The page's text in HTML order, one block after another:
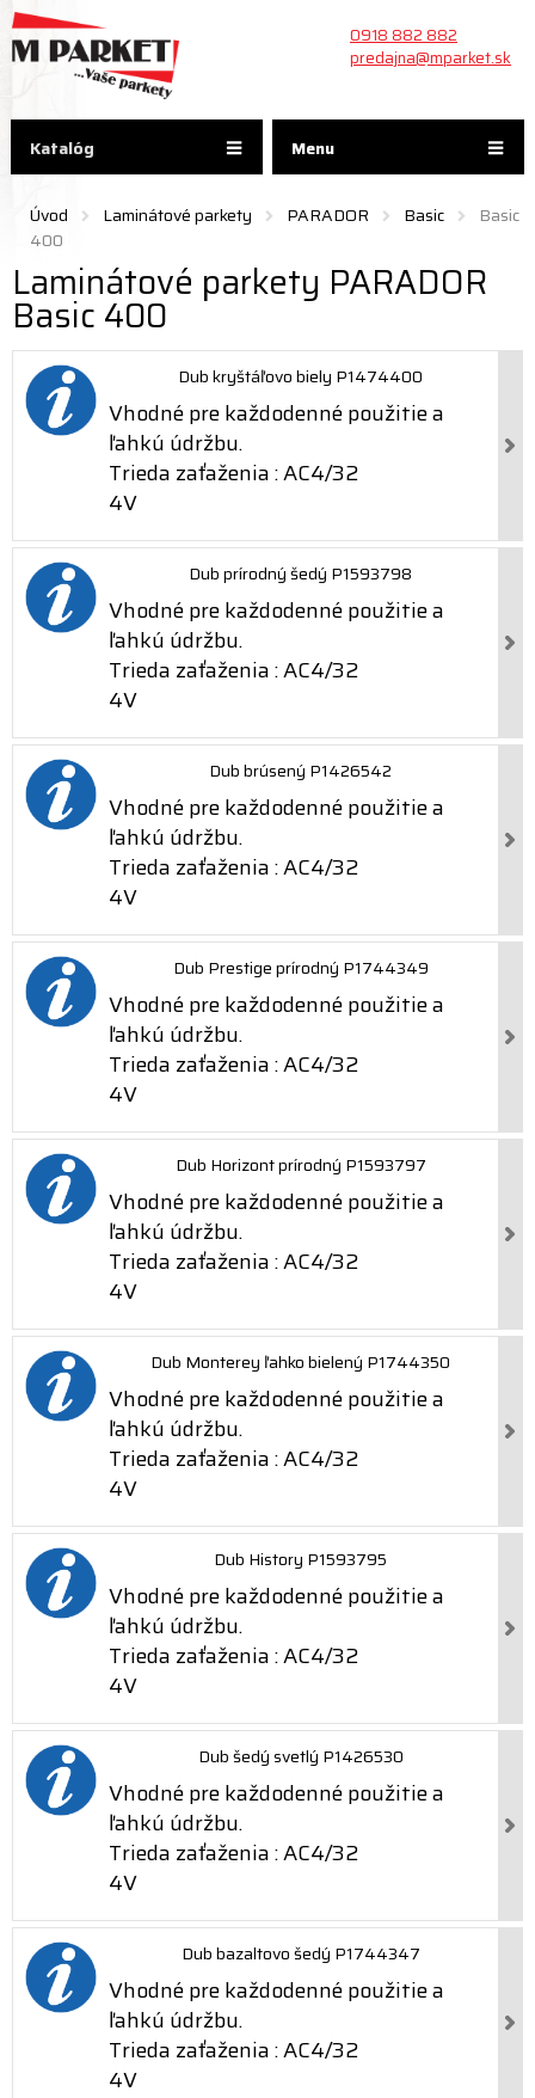
Menu
0918 882 882
predajna@mparket.sk
Úvod Laminátové parkety PARADOR Basic
Basic
400
Laminátové parkety PARADOR
Basic 400
Dub kryštáľovo biely P1474400
Vhodné pre každodenné použitie a
ľahkú údržbu.
Trieda zaťaženia : AC4/32
4V
Dub prírodný šedý P1593798
Vhodné pre každodenné použitie a
ľahkú údržbu.
Trieda zaťaženia : AC4/32
4V
Dub brúsený P1426542
Vhodné pre každodenné použitie a
ľahkú údržbu.
Trieda zaťaženia : AC4/32
4V
Dub Prestige prírodný P1744349
Vhodné pre každodenné použitie a
ľahkú údržbu.
Trieda zaťaženia : AC4/32
4V
Dub Horizont prírodný P1593797
Vhodné pre každodenné použitie a
ľahkú údržbu.
Trieda zaťaženia : AC4/32
4V
Dub Monterey ľahko bielený P1744350
Vhodné pre každodenné použitie a
ľahkú údržbu.
Trieda zaťaženia : AC4/32
4V
Dub History P1593795
Vhodné pre každodenné použitie a
ľahkú údržbu.
Trieda zaťaženia : AC4/32
4V
Dub šedý svetlý P1426530
Vhodné pre každodenné použitie a
ľahkú údržbu.
Trieda zaťaženia : AC4/32
4V
Dub bazaltovo šedý P1744347
Vhodné pre každodenné použitie a
ľahkú údržbu.
Trieda zaťaženia : AC4/32
4V
Katalóg